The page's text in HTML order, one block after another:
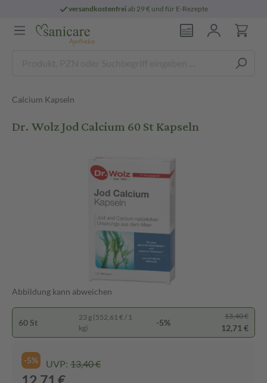
versandkostenfreiab 29 € und für E-Rezepte
Calcium Kapseln
Dr. Wolz Jod Calcium 60 St Kapseln
Abbildung kann abweichen
60 St
23 g (552,61 € / 1
kg)
-5%
13,40 €
12,71 €
-5% UVP: 13,40 €